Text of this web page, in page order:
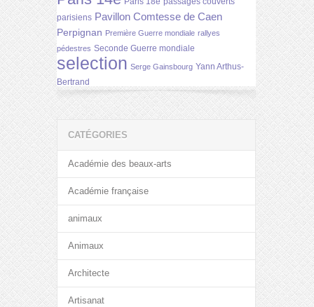
parisiens Pavillon Comtesse de Caen
Perpignan Première Guerre mondiale rallyes
pédestres Seconde Guerre mondiale
selection Serge Gainsbourg Yann Arthus-
Bertrand
CATÉGORIES
Académie des beaux-arts
Académie française
animaux
Animaux
Architecte
Artisanat